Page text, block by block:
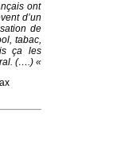
ont
d’un
de
tabac,
ça les
(….) «